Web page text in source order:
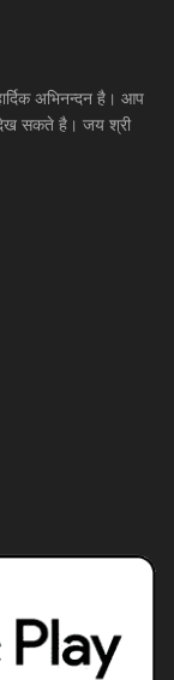
अभिनन्दन है। आप
देख सकते है। जय श्री